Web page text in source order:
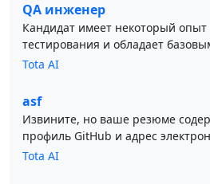
QA инженер
Кандидат имеет некоторый опыт
тестирования и обладает
Tota AI
asf
Извините, но ваше резюме
профиль GitHub и адрес
Tota AI